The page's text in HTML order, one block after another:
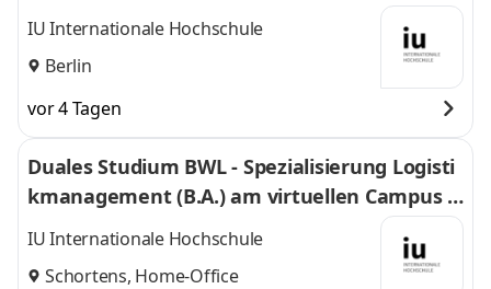
IU Internationale Hochschule
Berlin
vor 4 Tagen
Duales Studium BWL - Spezialisierung Logisti
kmanagement (B.A.) am virtuellen Campus -
Nordfrost GmbH & Co. KG
IU Internationale Hochschule
Schortens, Home-Office